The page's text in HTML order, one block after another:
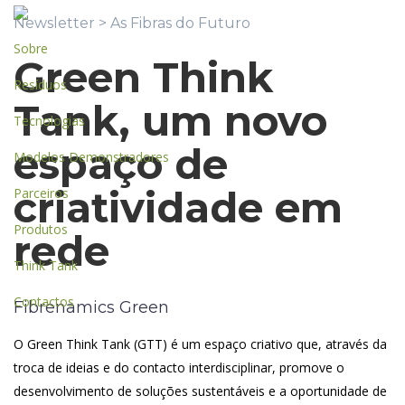
Sobre
Resíduos
Tecnologias
Modelos Demonstradores
Parceiros
Produtos
Think Tank
Contactos
Newsletter > As Fibras do Futuro
Green Think
Tank, um novo
espaço de
criatividade em
rede
Fibrenamics Green
O Green Think Tank (GTT) é um espaço criativo que, através da
troca de ideias e do contacto interdisciplinar, promove o
desenvolvimento de soluções sustentáveis e a oportunidade de